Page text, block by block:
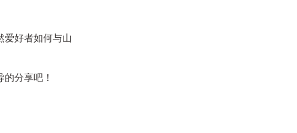
爱好者如何与山
分享吧！